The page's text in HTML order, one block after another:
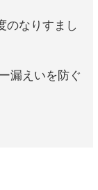
のなりすまし
漏えいを防ぐ